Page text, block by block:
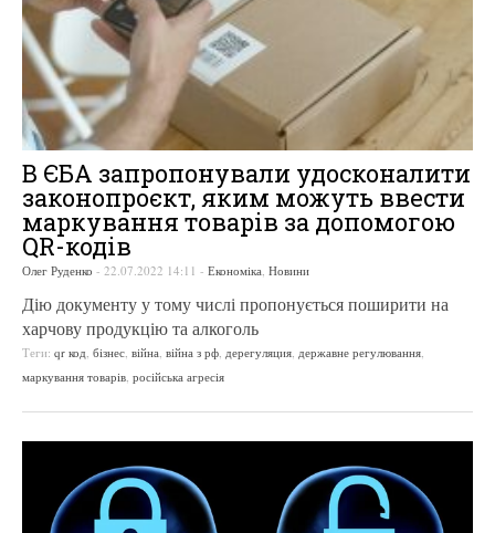
В ЄБА запропонували удосконалити
законопроєкт, яким можуть ввести
маркування товарів за допомогою
QR-кодів
Олег Руденко - 22.07.2022 14:11 - Економіка Новини
Дію документу у тому числі пропонується поширити на
харчову продукцію та алкоголь
Теги: qr код бізнес війна війна з рф дерегуляция державне регулювання
маркування товарів російська агресія